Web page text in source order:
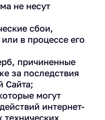
не несут
сбои,
в процессе его
причиненные
за последствия
Сайта;
могут
интернет-
технических